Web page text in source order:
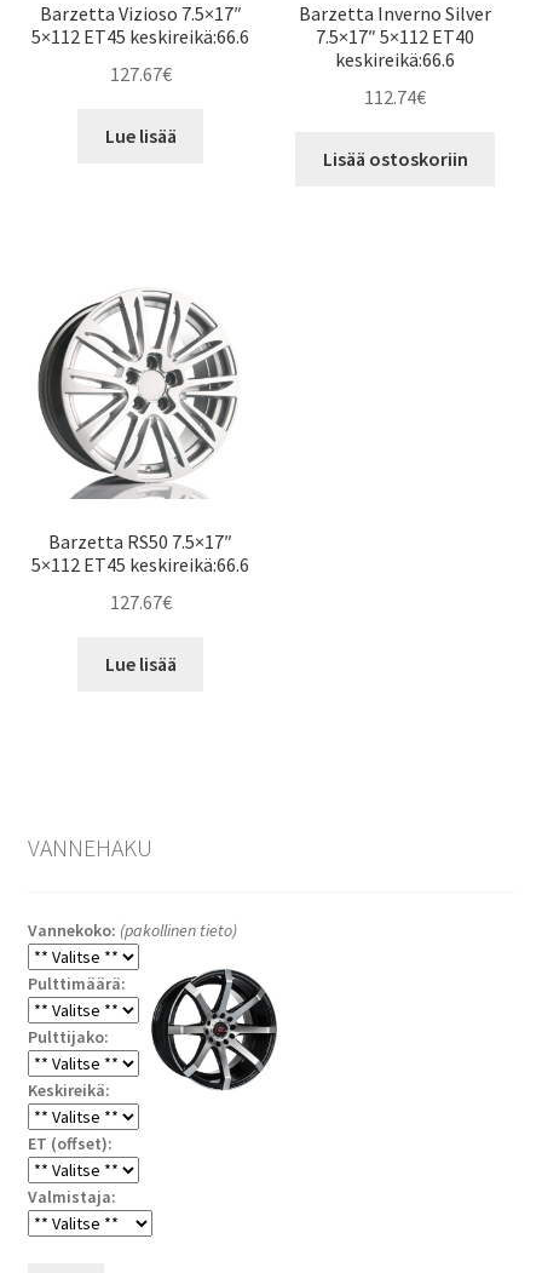
Barzetta Vizioso 7.5×17″
5×112 ET45 keskireikä:66.6
127.67€
Lue lisää
Barzetta Inverno Silver
7.5×17″ 5×112 ET40
keskireikä:66.6
112.74€
Lisää ostoskoriin
Barzetta RS50 7.5×17″
5×112 ET45 keskireikä:66.6
127.67€
Lue lisää
VANNEHAKU
Vannekoko: (pakollinen tieto)
Pulttimäärä:
Pulttijako:
Keskireikä:
ET (offset):
Valmistaja: